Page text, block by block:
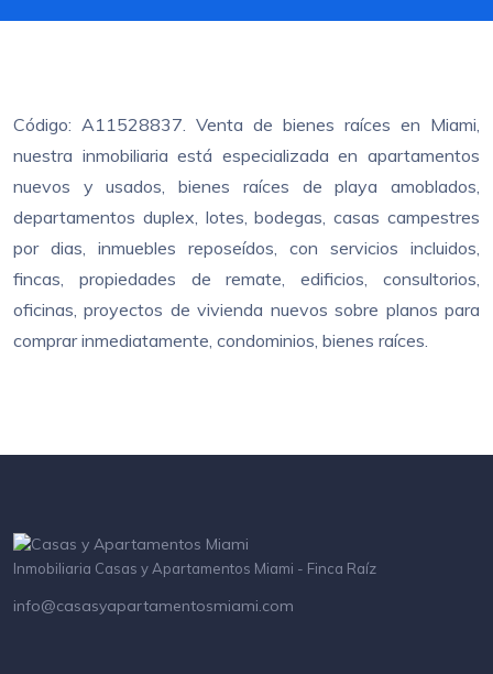
Código: A11528837. Venta de bienes raíces en Miami,
nuestra inmobiliaria está especializada en apartamentos
nuevos y usados, bienes raíces de playa amoblados,
departamentos duplex, lotes, bodegas, casas campestres
por dias, inmuebles reposeídos, con servicios incluidos,
fincas, propiedades de remate, edificios, consultorios,
oficinas, proyectos de vivienda nuevos sobre planos para
comprar inmediatamente, condominios, bienes raíces.
Inmobiliaria Casas y Apartamentos Miami - Finca Raíz
info@casasyapartamentosmiami.com